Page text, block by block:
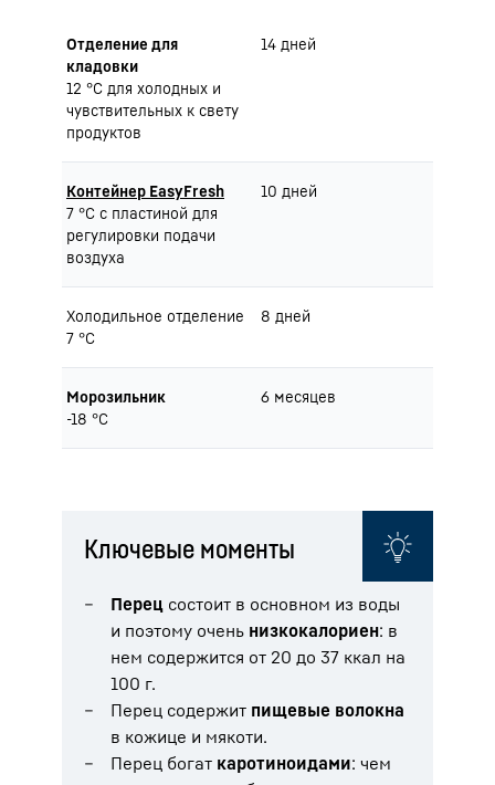
Отделение для
кладовки
12 °C для холодных и
чувствительных к свету
продуктов
14 дней
Контейнер EasyFresh
7 °C с пластиной для
регулировки подачи
воздуха
10 дней
Холодильное отделение
7 °C
8 дней
Морозильник
-18 °C
6 месяцев
Ключевые моменты
Перец состоит в основном из воды
и поэтому очень низкокалориен: в
нем содержится от 20 до 37 ккал на
100 г.
Перец содержит пищевые волокна
в кожице и мякоти.
Перец богат каротиноидами: чем